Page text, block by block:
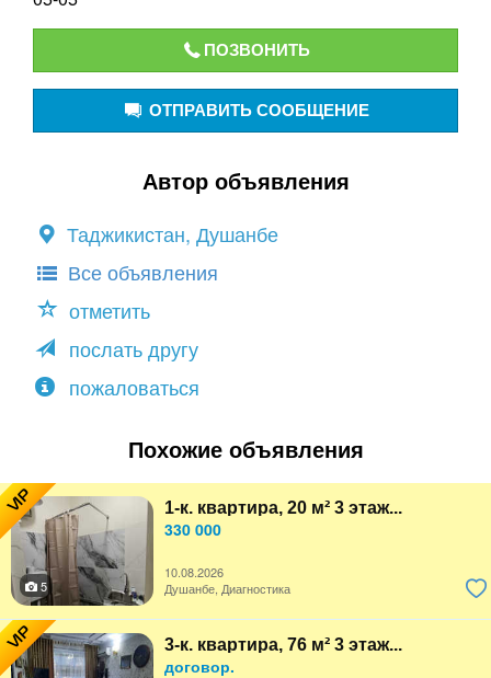
ПОЗВОНИТЬ
ОТПРАВИТЬ СООБЩЕНИЕ
Автор объявления
Таджикистан, Душанбе
Все объявления
отметить
послать другу
пожаловаться
Похожие объявления
VIP 1-к. квартира, 20 м² 3 этаж...
330 000
10.08.2026
5
Душанбе, Диагностика
VIP 3-к. квартира, 76 м² 3 этаж...
договор.